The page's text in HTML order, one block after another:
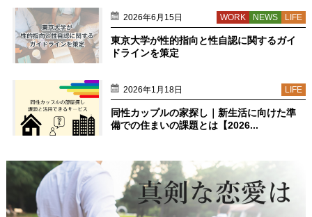
2026年6月15日 LIFE
NEWS
WORK
東京大学が性的指向と性自認に関するガイ
ドラインを策定
2026年1月18日 LIFE
同性カップルの家探し｜新生活に向けた準
備での住まいの課題とは【2026...